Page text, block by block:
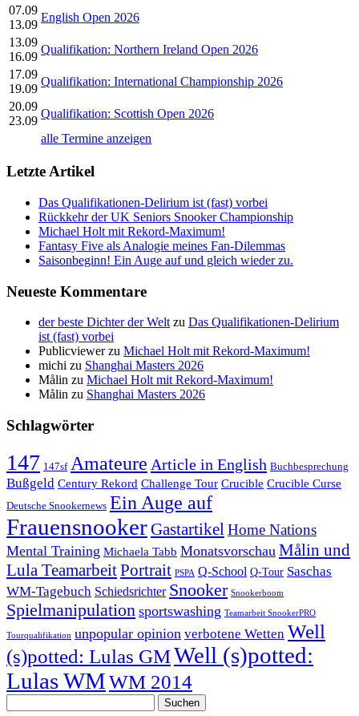
07.09
13.09
English Open 2026
13.09
16.09
Qualifikation: Northern Ireland Open 2026
17.09
19.09
Qualifikation: International Championship 2026
20.09
23.09
Qualifikation: Scottish Open 2026
alle Termine anzeigen
Letzte Artikel
Das Qualifikationen-Delirium ist (fast) vorbei
Rückkehr der UK Seniors Snooker Championship
Michael Holt mit Rekord-Maximum!
Fantasy Five als Analogie meines Fan-Dilemmas
Saisonbeginn! Ein Auge auf und gleich wieder zu.
Neueste Kommentare
der beste Dichter der Welt zu Das Qualifikationen-Delirium
ist (fast) vorbei
Publicviewerzu Michael Holt mit Rekord-Maximum!
michi zu Shanghai Masters 2026
Målin zu Michael Holt mit Rekord-Maximum!
Målin zu Shanghai Masters 2026
Schlagwörter
147 147sf Amateure Article in English Buchbesprechung
Bußgeld Century Rekord Challenge Tour Crucible Crucible Curse
Deutsche Snookernews Ein Auge auf
FrauensnookerGastartikelHome Nations
Mental Training Michaela Tabb Monatsvorschau Målin und
Lula TeamarbeitPortrait PSPA Q-School Q-Tour Saschas
WM-Tagebuch Schiedsrichter Snooker Snookerboom
Spielmanipulation sportswashing Teamarbeit SnookerPRO
Tourqualifikation unpopular opinion verbotene Wetten Well
(s)potted: Lulas GMWell (s)potted:
Lulas WMWM 2014